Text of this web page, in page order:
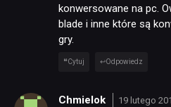
konwersowane na pc.
blade i inne które są
gry.
Cytuj Odpowiedz
Chmielok 19 lutego